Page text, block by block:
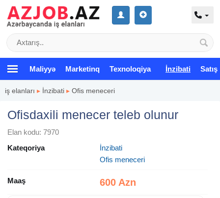
Maliyyə Marketinq Texnoloqiya İnzibati Satış
iş elanları ▸ İnzibati ▸ Ofis meneceri
Ofisdaxili menecer teleb olunur
Elan kodu: 7970
Kateqoriya
İnzibati
Ofis meneceri
Maaş 600 Azn